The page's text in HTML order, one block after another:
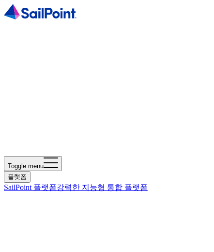
Toggle menu
플랫폼
SailPoint 플랫폼강력한 지능형 통합 플랫폼